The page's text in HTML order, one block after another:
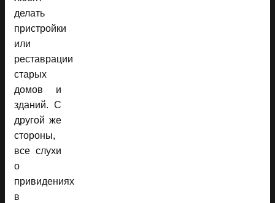
делать
пристройки
или
реставрации
старых
домов и
зданий. С
другой же
стороны,
все слухи
о
привидениях
в